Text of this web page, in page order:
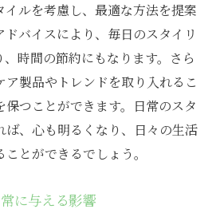
ョナルなチームの一員として
仲間との新しいスタート
を共に見つめる仲間を求めて
生かし大阪市北区で新しい一
スキルを新たな挑戦に活かす
美容院での活躍の場
イルを考慮し、最適な方法を提案
ドバイスにより、毎日のスタイリ
時間の節約にもなります。さら
ア製品やトレンドを取り入れるこ
保つことができます。日常のスタ
ば、心も明るくなり、日々の生活
とができるでしょう。
に与える影響